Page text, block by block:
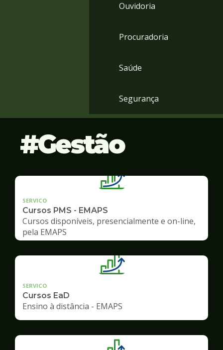
Ouvidoria
Procuradoria
Saúde
Segurança
Gestão
SERVICO
Cursos PMS - EMAPS
Cursos disponíveis, presencialmente e on-line,
pela EMAPS
SERVICO
Cursos EaD
Ensino à distância - EMAPS